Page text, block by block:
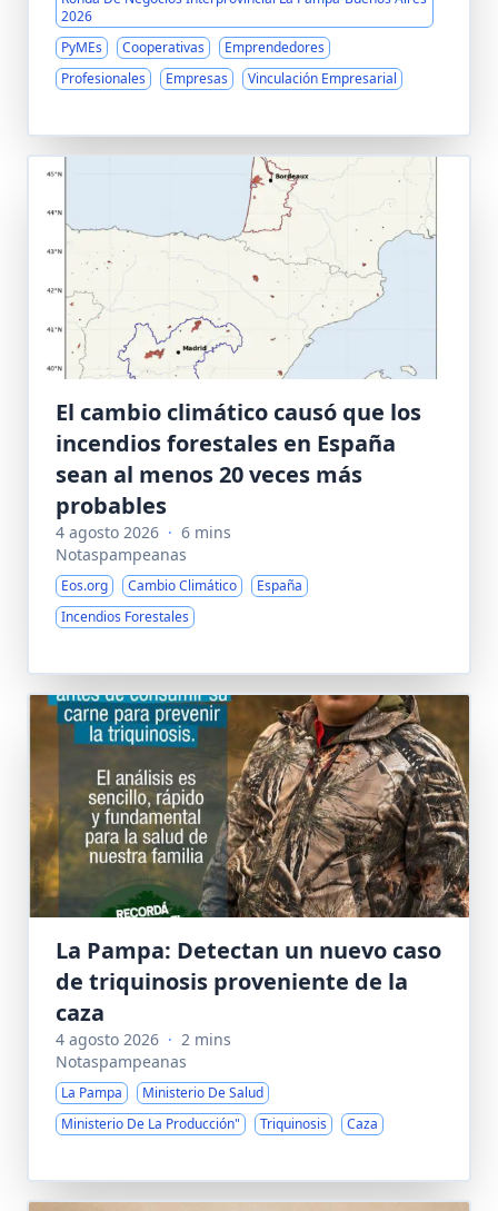
2026
PyMEs
Cooperativas
Emprendedores
Profesionales
Empresas Vinculación Empresarial
El cambio climático causó que los
incendios forestales en España
sean al menos 20 veces más
probables
4 agosto 2026 · 6 mins
Notaspampeanas
Eos.org Cambio Climático
España
Incendios Forestales
La Pampa: Detectan un nuevo caso
de triquinosis proveniente de la
caza
4 agosto 2026 · 2 mins
Notaspampeanas
La Pampa
Ministerio De Salud
Ministerio De La Producción"
Triquinosis Caza